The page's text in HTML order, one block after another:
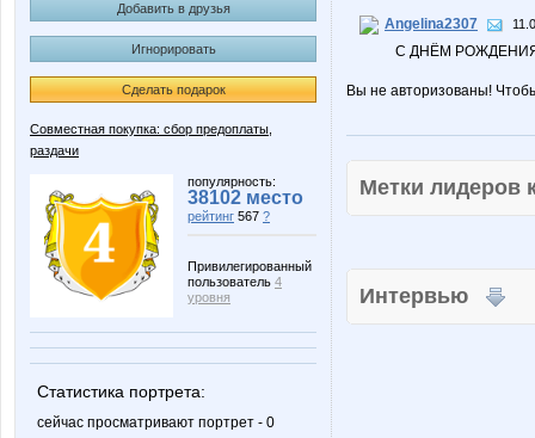
Добавить в друзья
Игнорировать
Сделать подарок
Совместная покупка: сбор предоплаты,
раздачи
популярность:
38102 место
рейтинг 567 ?
Привилегированный
пользователь 4
уровня
Статистика портрета:
сейчас просматривают портрет - 0
Angelina2307
С ДНЁМ
Вы не авторизованы!
Метки
Интервью